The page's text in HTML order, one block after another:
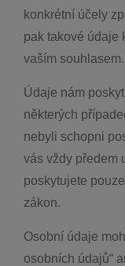
konkrétní účely
pak takové údaje
vaším souhlasem.
Údaje nám
některých
nebyli schopni
vás vždy předem
poskytujete
zákon.
Osobní údaje
osobních údajů“